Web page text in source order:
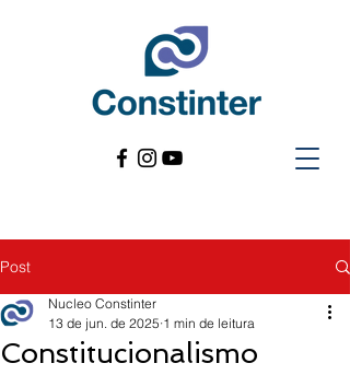
Post
Constitucionalismo
Nucleo Constinter
13 de jun. de 2025 1 min de leitura